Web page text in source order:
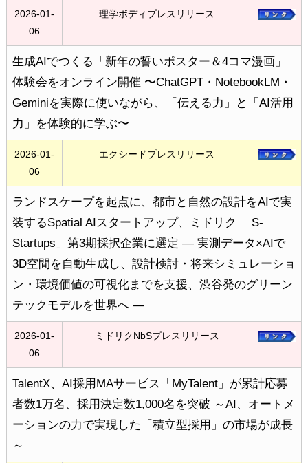
2026-01-
06
理学ボディプレスリリース
生成AIでつくる「新年の誓いポスター＆4コマ漫画」
体験会をオンライン開催 〜ChatGPT・NotebookLM・
Geminiを実際に使いながら、「伝える力」と「AI活用
力」を体験的に学ぶ〜
2026-01-
06
エクシードプレスリリース
ランドスケープを起点に、都市と自然の設計をAIで実
装するSpatial AIスタートアップ、ミドリク 「S-
Startups」第3期採択企業に選定 ― 実測データ×AIで
3D空間を自動生成し、設計検討・将来シミュレーショ
ン・環境価値の可視化までを支援、渋谷発のグリーン
テックモデルを世界へ ―
2026-01-
06
ミドリクNbSプレスリリース
TalentX、AI採用MAサービス「MyTalent」が累計応募
者数1万名、採用決定数1,000名を突破 ～AI、オートメ
ーションの力で実現した「積立型採用」の市場が成長
～